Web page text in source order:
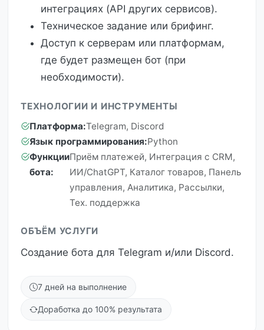
интеграциях (API других сервисов).
Техническое задание или брифинг.
Доступ к серверам или платформам,
где будет размещен бот (при
необходимости).
ТЕХНОЛОГИИ И ИНСТРУМЕНТЫ
Платформа:Telegram, Discord
Язык программирования:Python
Функции
бота:
Приём платежей, Интеграция с CRM,
ИИ/ChatGPT, Каталог товаров, Панель
управления, Аналитика, Рассылки,
Тех. поддержка
ОБЪЁМ УСЛУГИ
Создание бота для Telegram и/или Discord.
7 дней на выполнение
Доработка до 100% результата